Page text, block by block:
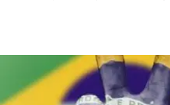
que este lhe foi dado como véu.
11.1-16? Vamos relacionar alguns
o problema. 1. O assunto só é